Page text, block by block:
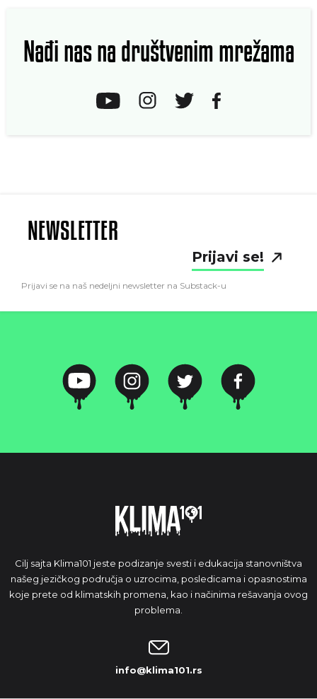
Nađi nas na društvenim mrežama
NEWSLETTER
Prijavi se!
Prijavi se na naš nedeljni newsletter na Substack-u
Cilj sajta Klima101 jeste podizanje svesti i edukacija stanovništva
našeg jezičkog područja o uzrocima, posledicama i opasnostima
koje prete od klimatskih promena, kao i načinima rešavanja ovog
problema.
info@klima101.rs